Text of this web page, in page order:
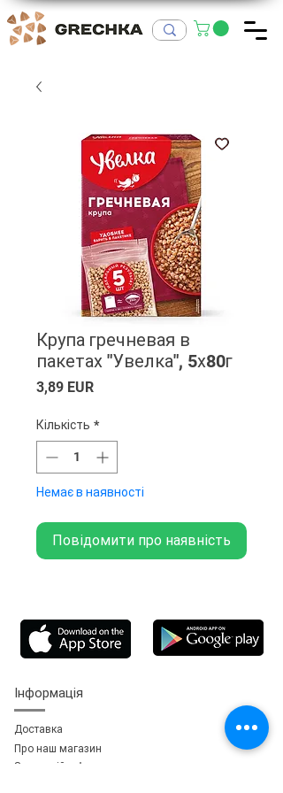
Крупа гречневая в
пакетах "Увелка", 5х80г
3,89 EURЦіна
Кількість *
Немає в наявності
Повідомити про наявність
Інформація
Доставка
Про наш магазин
Зворотній зв'язок